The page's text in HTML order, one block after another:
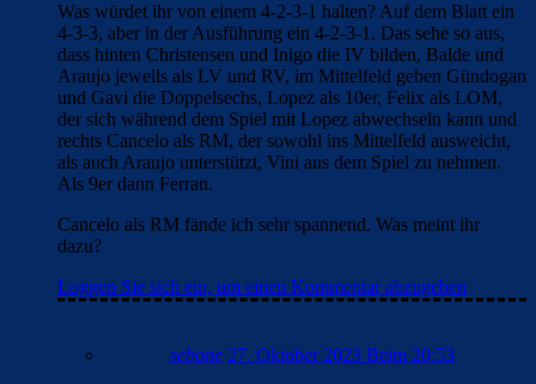
Was würdet ihr von einem 4-2-3-1 halten? Auf dem Blatt ein
4-3-3, aber in der Ausführung ein 4-2-3-1. Das sehe so aus,
dass hinten Christensen und Inigo die IV bilden, Balde und
Araujo jeweils als LV und RV, im Mittelfeld geben Gündogan
und Gavi die Doppelsechs, Lopez als 10er, Felix als LOM,
der sich während dem Spiel mit Lopez abwechseln kann und
rechts Cancelo als RM, der sowohl ins Mittelfeld ausweicht,
als auch Araujo unterstützt, Vini aus dem Spiel zu nehmen.
Als 9er dann Ferran.
Cancelo als RM fände ich sehr spannend. Was meint ihr
dazu?
Loggen Sie sich ein, um einen Kommentar abzugeben
sebone 27. Oktober 2023 Beim 20:53